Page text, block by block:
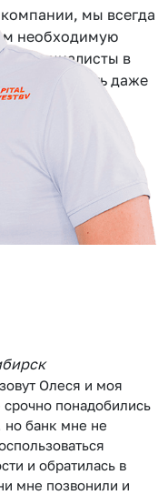
мы всегда
необходимую
специалисты в
вам решить даже
Олеся и моя
понадобились
но банк мне не
и обратилась в
мне позвонили и